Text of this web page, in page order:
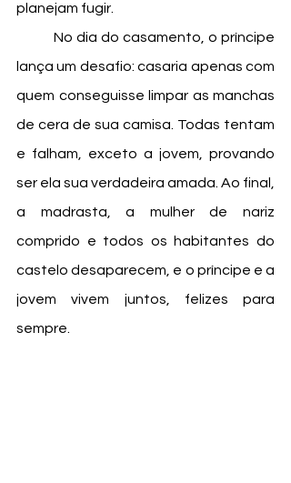
planejam fugir.
lança um desafio: casaria apenas com
quem conseguisse limpar as manchas
de cera de sua camisa. Todas tentam
e falham, exceto a jovem, provando
ser ela sua verdadeira amada. Ao final,
a madrasta, a mulher de nariz
comprido e todos os habitantes do
castelo desaparecem, e o príncipe e a
jovem vivem juntos, felizes para
sempre.